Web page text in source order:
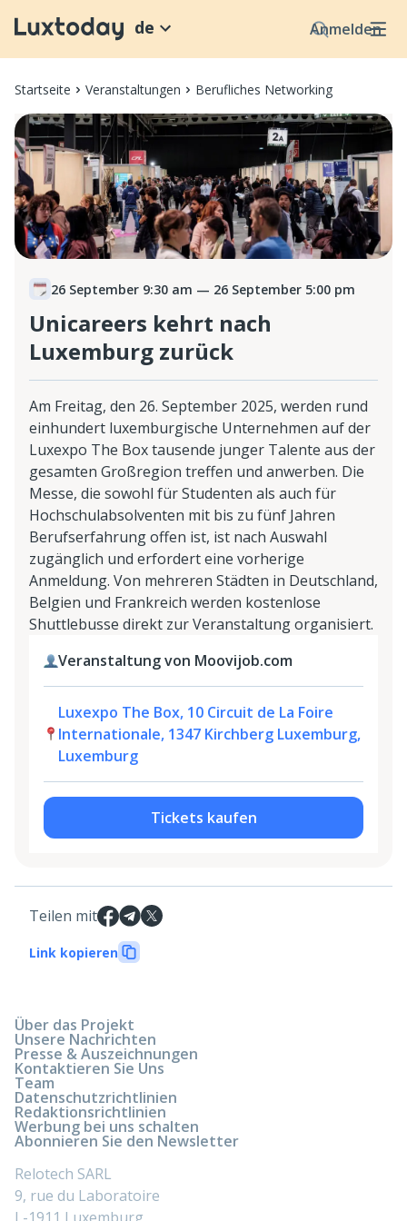
Anmelden
de
Startseite Veranstaltungen Berufliches Networking
26 September 9:30 am — 26 September 5:00 pm
Unicareers kehrt nach
Luxemburg zurück
Am Freitag, den 26. September 2025, werden rund
einhundert luxemburgische Unternehmen auf der
Luxexpo The Box tausende junger Talente aus der
gesamten Großregion treffen und anwerben. Die
Messe, die sowohl für Studenten als auch für
Hochschulabsolventen mit bis zu fünf Jahren
Berufserfahrung offen ist, ist nach Auswahl
zugänglich und erfordert eine vorherige
Anmeldung. Von mehreren Städten in Deutschland,
Belgien und Frankreich werden kostenlose
Shuttlebusse direkt zur Veranstaltung organisiert.
Veranstaltung von Moovijob.com
Luxexpo The Box, 10 Circuit de La Foire
Internationale, 1347 Kirchberg Luxemburg,
Luxemburg
Tickets kaufen
Teilen mit
Link kopieren
Über das Projekt
Unsere Nachrichten
Presse & Auszeichnungen
Kontaktieren Sie Uns
Team
Datenschutzrichtlinien
Redaktionsrichtlinien
Werbung bei uns schalten
Abonnieren Sie den Newsletter
Relotech SARL
9, rue du Laboratoire